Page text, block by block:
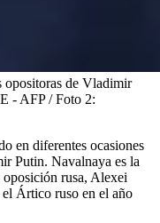
opositoras de Vladimir
- AFP / Foto 2:
en diferentes ocasiones
Putin. Navalnaya es la
oposición rusa, Alexei
Ártico ruso en el año